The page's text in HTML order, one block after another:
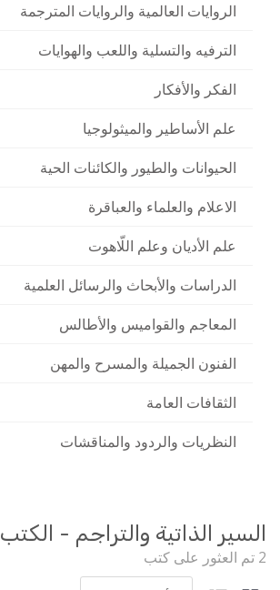
الروايات العالمية والروايات المترجمة
الترفيه والتسلية واللعب والهوايات
الفكر والأفكار
علم الأساطير والميثولوجيا
الحيوانات والطيور والكائنات الحية
الاعلام والعلماء والعباقرة
علم الأديان وعلم اللّاهوت
الدراسات والأبحاث والرسائل العلمية
المعاجم والقواميس والأطالس
الفنون الجميلة والمسرح والمهن
الثقافات العامة
النظريات والردود والمناقشات
السير الذاتية والتراجم - الكتب
2 تم العثور على كتب